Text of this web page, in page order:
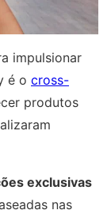
impulsionar
é o cross-
produtos
exclusivas
nas